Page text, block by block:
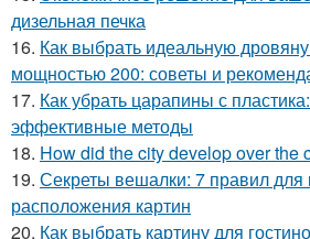
дизельная печка
16. Как выбрать идеальную
мощностью 200: советы и
17. Как убрать царапины с
эффективные методы
18. How did the city develop over the
19. Секреты вешалки: 7 правил для
расположения картин
20. Как выбрать картину для